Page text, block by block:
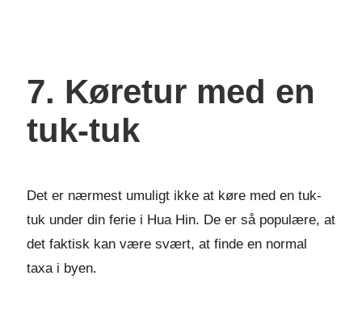
7. Køretur med en
tuk-tuk
Det er nærmest umuligt ikke at køre med en tuk-
tuk under din ferie i Hua Hin. De er så populære, at
det faktisk kan være svært, at finde en normal
taxa i byen.